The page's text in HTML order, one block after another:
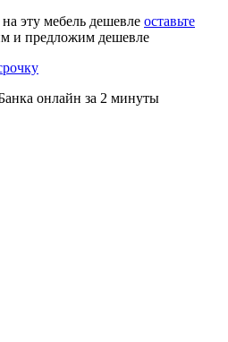
эту мебель дешевле оставьте
и предложим дешевле
онлайн за 2 минуты